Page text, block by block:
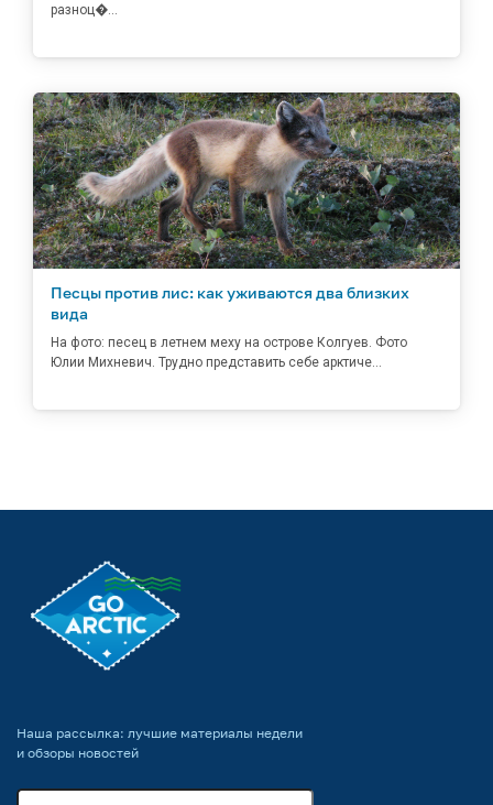
разноц�...
Песцы против лис: как уживаются два близких
вида
На фото: песец в летнем меху на острове Колгуев. Фото
Юлии Михневич. Трудно представить себе арктиче...
Наша рассылка: лучшие материалы недели
и обзоры новостей